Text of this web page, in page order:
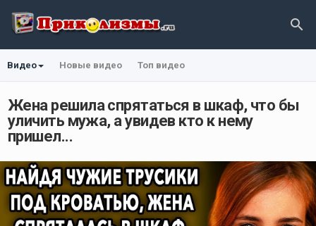
Видео Новые видео Топ видео
Жена решила спрятаться в шкаф, что бы
уличить мужа, а увидев кто к нему
пришел...